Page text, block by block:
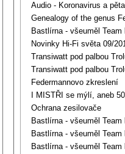
Audio - Koronavirus a
Genealogy of the genus
Bastlírna - všeuměl
Novinky Hi-Fi světa 09/
Transiwatt pod palbou
Transiwatt pod palbou
Federmannovo zkreslení
I MISTŘI se mýlí, aneb
Ochrana zesilovače
Bastlírna - všeuměl
Bastlírna - všeuměl
Bastlírna - všeuměl